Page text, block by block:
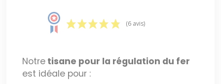
(6 avis)
Notretisane pour la régulation du fer
est idéale pour :